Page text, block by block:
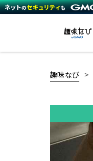
趣味なび